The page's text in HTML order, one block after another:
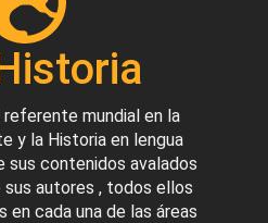
mundial en la
y la Historia en lengua
sus contenidos avalados
autores , todos ellos
en cada una de las áreas